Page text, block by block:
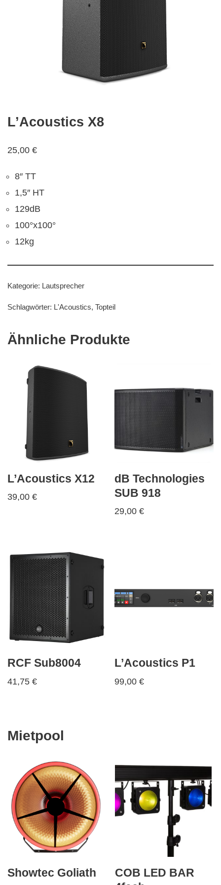
L’Acoustics X8
25,00 €
8″ TT
1,5″ HT
129dB
100°x100°
12kg
Kategorie: Lautsprecher
Schlagwörter: L'Acoustics, Topteil
Ähnliche Produkte
L’Acoustics X12
39,00 €
dB Technologies
SUB 918
29,00€
RCF Sub8004
41,75 €
L’Acoustics P1
99,00€
Mietpool
Showtec Goliath
COB LED BAR